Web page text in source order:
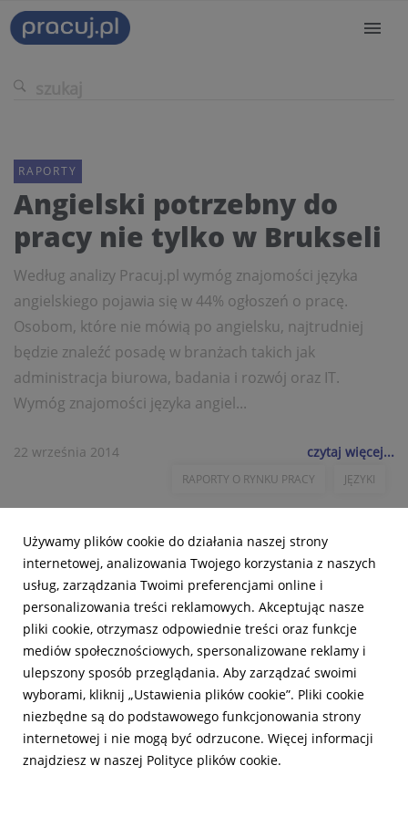
RAPORTY
Angielski potrzebny do
pracy nie tylko w Brukseli
Według analizy Pracuj.pl wymóg znajomości języka
angielskiego pojawia się w 44% ogłoszeń o pracę.
Osobom, które nie mówią po angielsku, najtrudniej
będzie znaleźć posadę w branżach takich jak
administracja biurowa, badania i rozwój oraz IT.
Wymóg znajomości języka angiel...
22 września 2014 czytaj więcej...
RAPORTY O RYNKU PRACY JĘZYKI
Używamy plików cookie do działania naszej strony
internetowej, analizowania Twojego korzystania z naszych
usług, zarządzania Twoimi preferencjami online i
personalizowania treści reklamowych. Akceptując nasze
pliki cookie, otrzymasz odpowiednie treści oraz funkcje
mediów społecznościowych, spersonalizowane reklamy i
ulepszony sposób przeglądania. Aby zarządzać swoimi
wyborami, kliknij „Ustawienia plików cookie”. Pliki cookie
niezbędne są do podstawowego funkcjonowania strony
internetowej i nie mogą być odrzucone. Więcej informacji
znajdziesz w naszej Polityce plików cookie.